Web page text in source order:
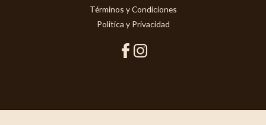
Términos y Condiciones
Politica y Privacidad